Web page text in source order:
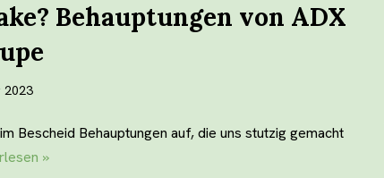
Behauptungen von ADX
2023
Bescheid Behauptungen auf, die uns stutzig gemacht
»